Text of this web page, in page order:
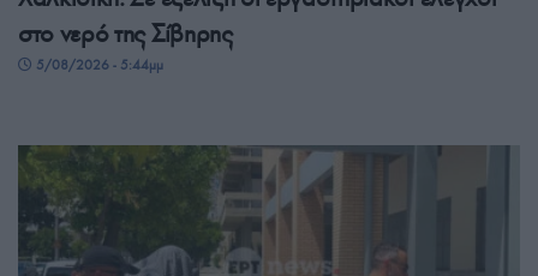
στο νερό της Σίβηρης
5/08/2026 - 5:44μμ